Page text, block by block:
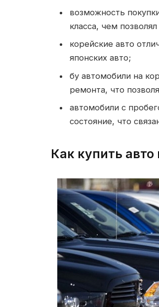
возможность
класса, чем
корейские авто
японских авто;
бу автомобили на
ремонта, что
автомобили с
состояние, что
Как купить